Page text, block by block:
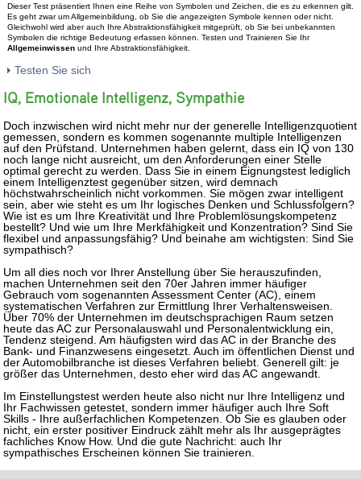
Dieser Test präsentiert Ihnen eine Reihe von Symbolen und Zeichen, die es zu erkennen gilt.
Es geht zwar um Allgemeinbildung, ob Sie die angezeigten Symbole kennen oder nicht.
Gleichwohl wird aber auch Ihre Abstraktionsfähigkeit mitgeprüft, ob Sie bei unbekannten
Symbolen die richtige Bedeutung erfassen können. Testen und Trainieren Sie Ihr
Allgemeinwissen und Ihre Abstraktionsfähigkeit.
Testen Sie sich
IQ, Emotionale Intelligenz, Sympathie
Doch inzwischen wird nicht mehr nur der generelle Intelligenzquotient
gemessen, sondern es kommen sogenannte multiple Intelligenzen
auf den Prüfstand. Unternehmen haben gelernt, dass ein IQ von 130
noch lange nicht ausreicht, um den Anforderungen einer Stelle
optimal gerecht zu werden. Dass Sie in einem Eignungstest lediglich
einem Intelligenztest gegenüber sitzen, wird demnach
höchstwahrscheinlich nicht vorkommen. Sie mögen zwar intelligent
sein, aber wie steht es um Ihr logisches Denken und Schlussfolgern?
Wie ist es um Ihre Kreativität und Ihre Problemlösungskompetenz
bestellt? Und wie um Ihre Merkfähigkeit und Konzentration? Sind Sie
flexibel und anpassungsfähig? Und beinahe am wichtigsten: Sind Sie
sympathisch?
Um all dies noch vor Ihrer Anstellung über Sie herauszufinden,
machen Unternehmen seit den 70er Jahren immer häufiger
Gebrauch vom sogenannten Assessment Center (AC), einem
systematischen Verfahren zur Ermittlung Ihrer Verhaltensweisen.
Über 70% der Unternehmen im deutschsprachigen Raum setzen
heute das AC zur Personalauswahl und Personalentwicklung ein,
Tendenz steigend. Am häufigsten wird das AC in der Branche des
Bank- und Finanzwesens eingesetzt. Auch im öffentlichen Dienst und
der Automobilbranche ist dieses Verfahren beliebt. Generell gilt: je
größer das Unternehmen, desto eher wird das AC angewandt.
Im Einstellungstest werden heute also nicht nur Ihre Intelligenz und
Ihr Fachwissen getestet, sondern immer häufiger auch Ihre Soft
Skills - Ihre außerfachlichen Kompetenzen. Ob Sie es glauben oder
nicht, ein erster positiver Eindruck zählt mehr als Ihr ausgeprägtes
fachliches Know How. Und die gute Nachricht: auch Ihr
sympathisches Erscheinen können Sie trainieren.